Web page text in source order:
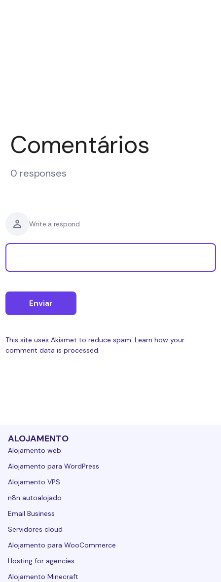
Comentários
0 responses
Write a respond
This site uses Akismet to reduce spam. Learn how your
comment data is processed.
ALOJAMENTO
Alojamento web
Alojamento para WordPress
Alojamento VPS
n8n autoalojado
Email Business
Servidores cloud
Alojamento para WooCommerce
Hosting for agencies
Alojamento Minecraft